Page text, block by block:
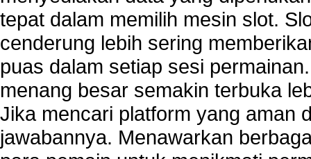
tepat dalam memilih mesin slot.
cenderung lebih sering
puas dalam setiap sesi
menang besar semakin terbuka
Jika mencari platform yang aman
jawabannya. Menawarkan